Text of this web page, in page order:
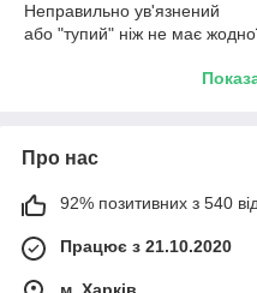
Неправильно ув'язнений
або "тупий" ніж не має
твердості міцності та ін.
Про нас
92% позитивних з 540
Працює з 21.10.2020